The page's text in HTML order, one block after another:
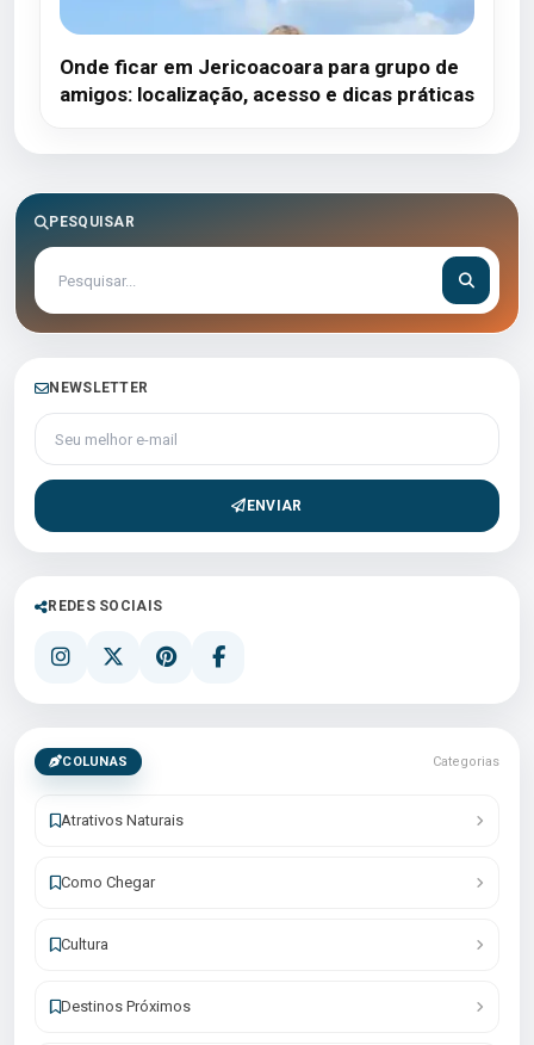
Onde ficar em Jericoacoara para grupo de
amigos: localização, acesso e dicas práticas
PESQUISAR
NEWSLETTER
Seu melhor e-mail
ENVIAR
REDES SOCIAIS
COLUNAS Categorias
Atrativos Naturais
Como Chegar
Cultura
Destinos Próximos